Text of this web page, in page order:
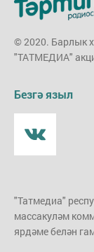
© 2020. Барлык
"ТАТМЕДИА"
"Татмедиа"
массакуләм
ярдәме белән
Безгә языл